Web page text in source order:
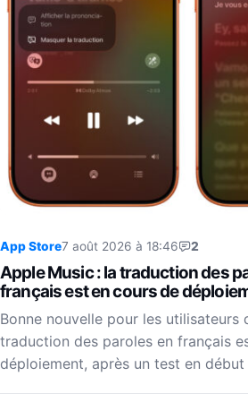
App Store7 août 2026 à 18:46 2
Apple Music : la traduction des
français est en cours de
Bonne nouvelle pour les utilisateurs
traduction des paroles en français
déploiement, après un test en